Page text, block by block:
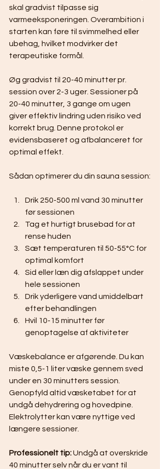
skal gradvist tilpasse sig
varmeeksponeringen. Overambition i
starten kan føre til svimmelhed eller
ubehag, hvilket modvirker det
terapeutiske formål.
Øg gradvist til 20-40 minutter pr.
session over 2-3 uger. Sessioner på
20-40 minutter, 3 gange om ugen
giver effektiv lindring uden risiko ved
korrekt brug. Denne protokol er
evidensbaseret og afbalanceret for
optimal effekt.
Sådan optimerer du din sauna session:
Drik 250-500 ml vand 30 minutter
før sessionen
Tag et hurtigt brusebad for at
rense huden
Sæt temperaturen til 50-55°C for
optimal komfort
Sid eller læn dig afslappet under
hele sessionen
Drik yderligere vand umiddelbart
efter behandlingen
Hvil 10-15 minutter før
genoptagelse af aktiviteter
Væskebalance er afgørende. Du kan
miste 0,5-1 liter væske gennem sved
under en 30 minutters session.
Genopfyld altid væsketabet for at
undgå dehydrering og hovedpine.
Elektrolytter kan være nyttige ved
længere sessioner.
Professionelt tip: Undgå at overskride
40 minutter selv når du er vant til